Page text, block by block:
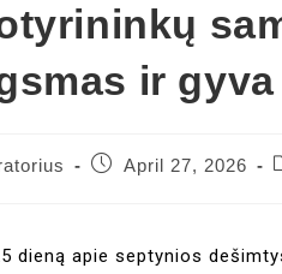
ir
April 27, 2026
dieną apie septynios